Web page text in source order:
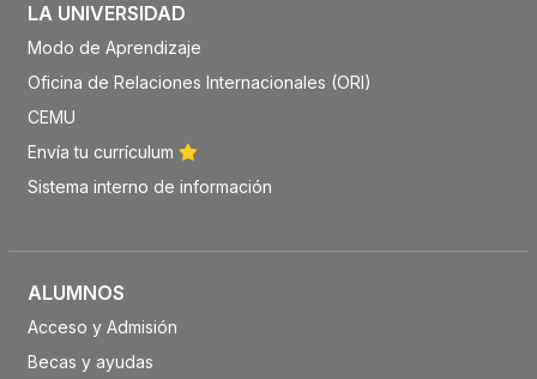
LA UNIVERSIDAD
Modo de Aprendizaje
Oficina de Relaciones Internacionales (ORI)
CEMU
Envía tu currículum
Sistema interno de información
ALUMNOS
Acceso y Admisión
Becas y ayudas